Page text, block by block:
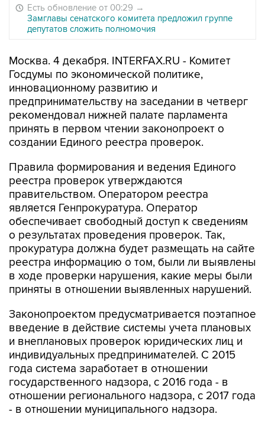
Есть обновление от 00:29 →
Замглавы сенатского комитета предложил группе
депутатов сложить полномочия
Москва. 4 декабря. INTERFAX.RU - Комитет
Госдумы по экономической политике,
инновационному развитию и
предпринимательству на заседании в четверг
рекомендовал нижней палате парламента
принять в первом чтении законопроект о
создании Единого реестра проверок.
Правила формирования и ведения Единого
реестра проверок утверждаются
правительством. Оператором реестра
является Генпрокуратура. Оператор
обеспечивает свободный доступ к сведениям
о результатах проведения проверок. Так,
прокуратура должна будет размещать на сайте
реестра информацию о том, были ли выявлены
в ходе проверки нарушения, какие меры были
приняты в отношении выявленных нарушений.
Законопроектом предусматривается поэтапное
введение в действие системы учета плановых
и внеплановых проверок юридических лиц и
индивидуальных предпринимателей. С 2015
года система заработает в отношении
государственного надзора, с 2016 года - в
отношении регионального надзора, с 2017 года
- в отношении муниципального надзора.